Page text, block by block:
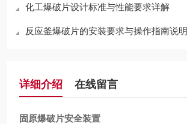
化工爆破片设计标准与性能要求详解
反应釜爆破片的安装要求与操作指南说明
详细介绍 在线留言
固原爆破片安全装置